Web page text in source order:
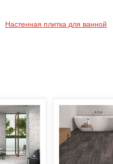
Настенная плитка для ванной